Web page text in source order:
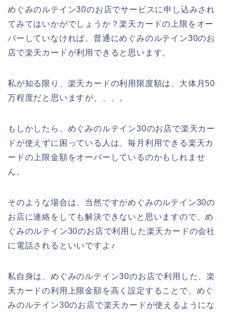
めぐみのルテイン30のお店でサービスに申し込みされ
てみてはいかがでしょうか？楽天カードの上限をオー
バーしていなければ、普通にめぐみのルテイン30のお
店で楽天カードが利用できると思います。
私が知る限り、楽天カードの利用限度額は、大体月50
万程度だと思いますが、、、。
もしかしたら、めぐみのルテイン30のお店で楽天カー
ドが使えずに困っている人は、毎月利用できる楽天カ
ードの上限金額をオーバーしているのかもしれませ
ん。
そのような場合は、当然ですがめぐみのルテイン30の
お店に連絡をしても解決できないと思いますので、め
ぐみのルテイン30のお店で利用した楽天カードの会社
に電話されるといいですよ♪
私自身は、めぐみのルテイン30のお店で利用した、楽
天カードの利用上限金額を高く設定することで、めぐ
みのルテイン30のお店で楽天カードが使えるようにな